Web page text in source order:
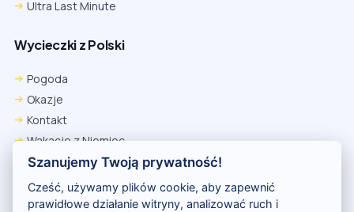
Ultra Last Minute
Wycieczki z Polski
Pogoda
Okazje
Kontakt
Wakacje z Niemiec
Polityka Prywatności
Wakacje w Egipcie
Rankingi hoteli
Szanujemy Twoją prywatność!
Cześć, używamy plików cookie, aby zapewnić
prawidłowe działanie witryny, analizować ruch i